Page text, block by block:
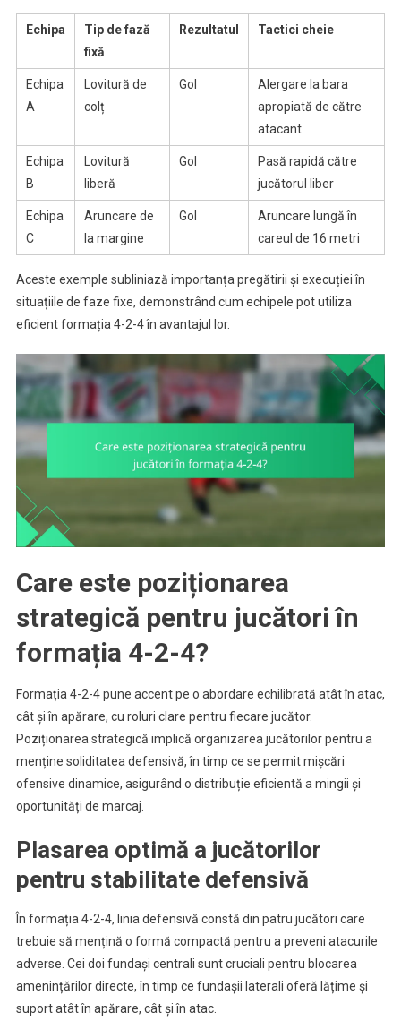
Echipa
Tip de fază
fixă
Rezultatul Tactici cheie
Echipa
A
Lovitură de
colț
Gol
Alergare la bara
apropiată de către
atacant
Echipa
B
Lovitură
liberă
Gol
Pasă rapidă către
jucătorul liber
Echipa
C
Aruncare de
la margine
Gol
Aruncare lungă în
careul de 16 metri
Aceste exemple subliniază importanța pregătirii și execuției în
situațiile de faze fixe, demonstrând cum echipele pot utiliza
eficient formația 4-2-4 în avantajul lor.
Care este poziționarea
strategică pentru jucători în
formația 4-2-4?
Formația 4-2-4 pune accent pe o abordare echilibrată atât în atac,
cât și în apărare, cu roluri clare pentru fiecare jucător.
Poziționarea strategică implică organizarea jucătorilor pentru a
menține soliditatea defensivă, în timp ce se permit mișcări
ofensive dinamice, asigurând o distribuție eficientă a mingii și
oportunități de marcaj.
Plasarea optimă a jucătorilor
pentru stabilitate defensivă
În formația 4-2-4, linia defensivă constă din patru jucători care
trebuie să mențină o formă compactă pentru a preveni atacurile
adverse. Cei doi fundași centrali sunt cruciali pentru blocarea
amenințărilor directe, în timp ce fundașii laterali oferă lățime și
suport atât în apărare, cât și în atac.